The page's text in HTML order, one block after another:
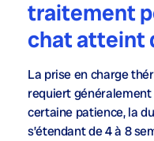
traitement
chat atteint
La prise en charge
requiert
certaine patience, la
s’étendant de 4 à 8